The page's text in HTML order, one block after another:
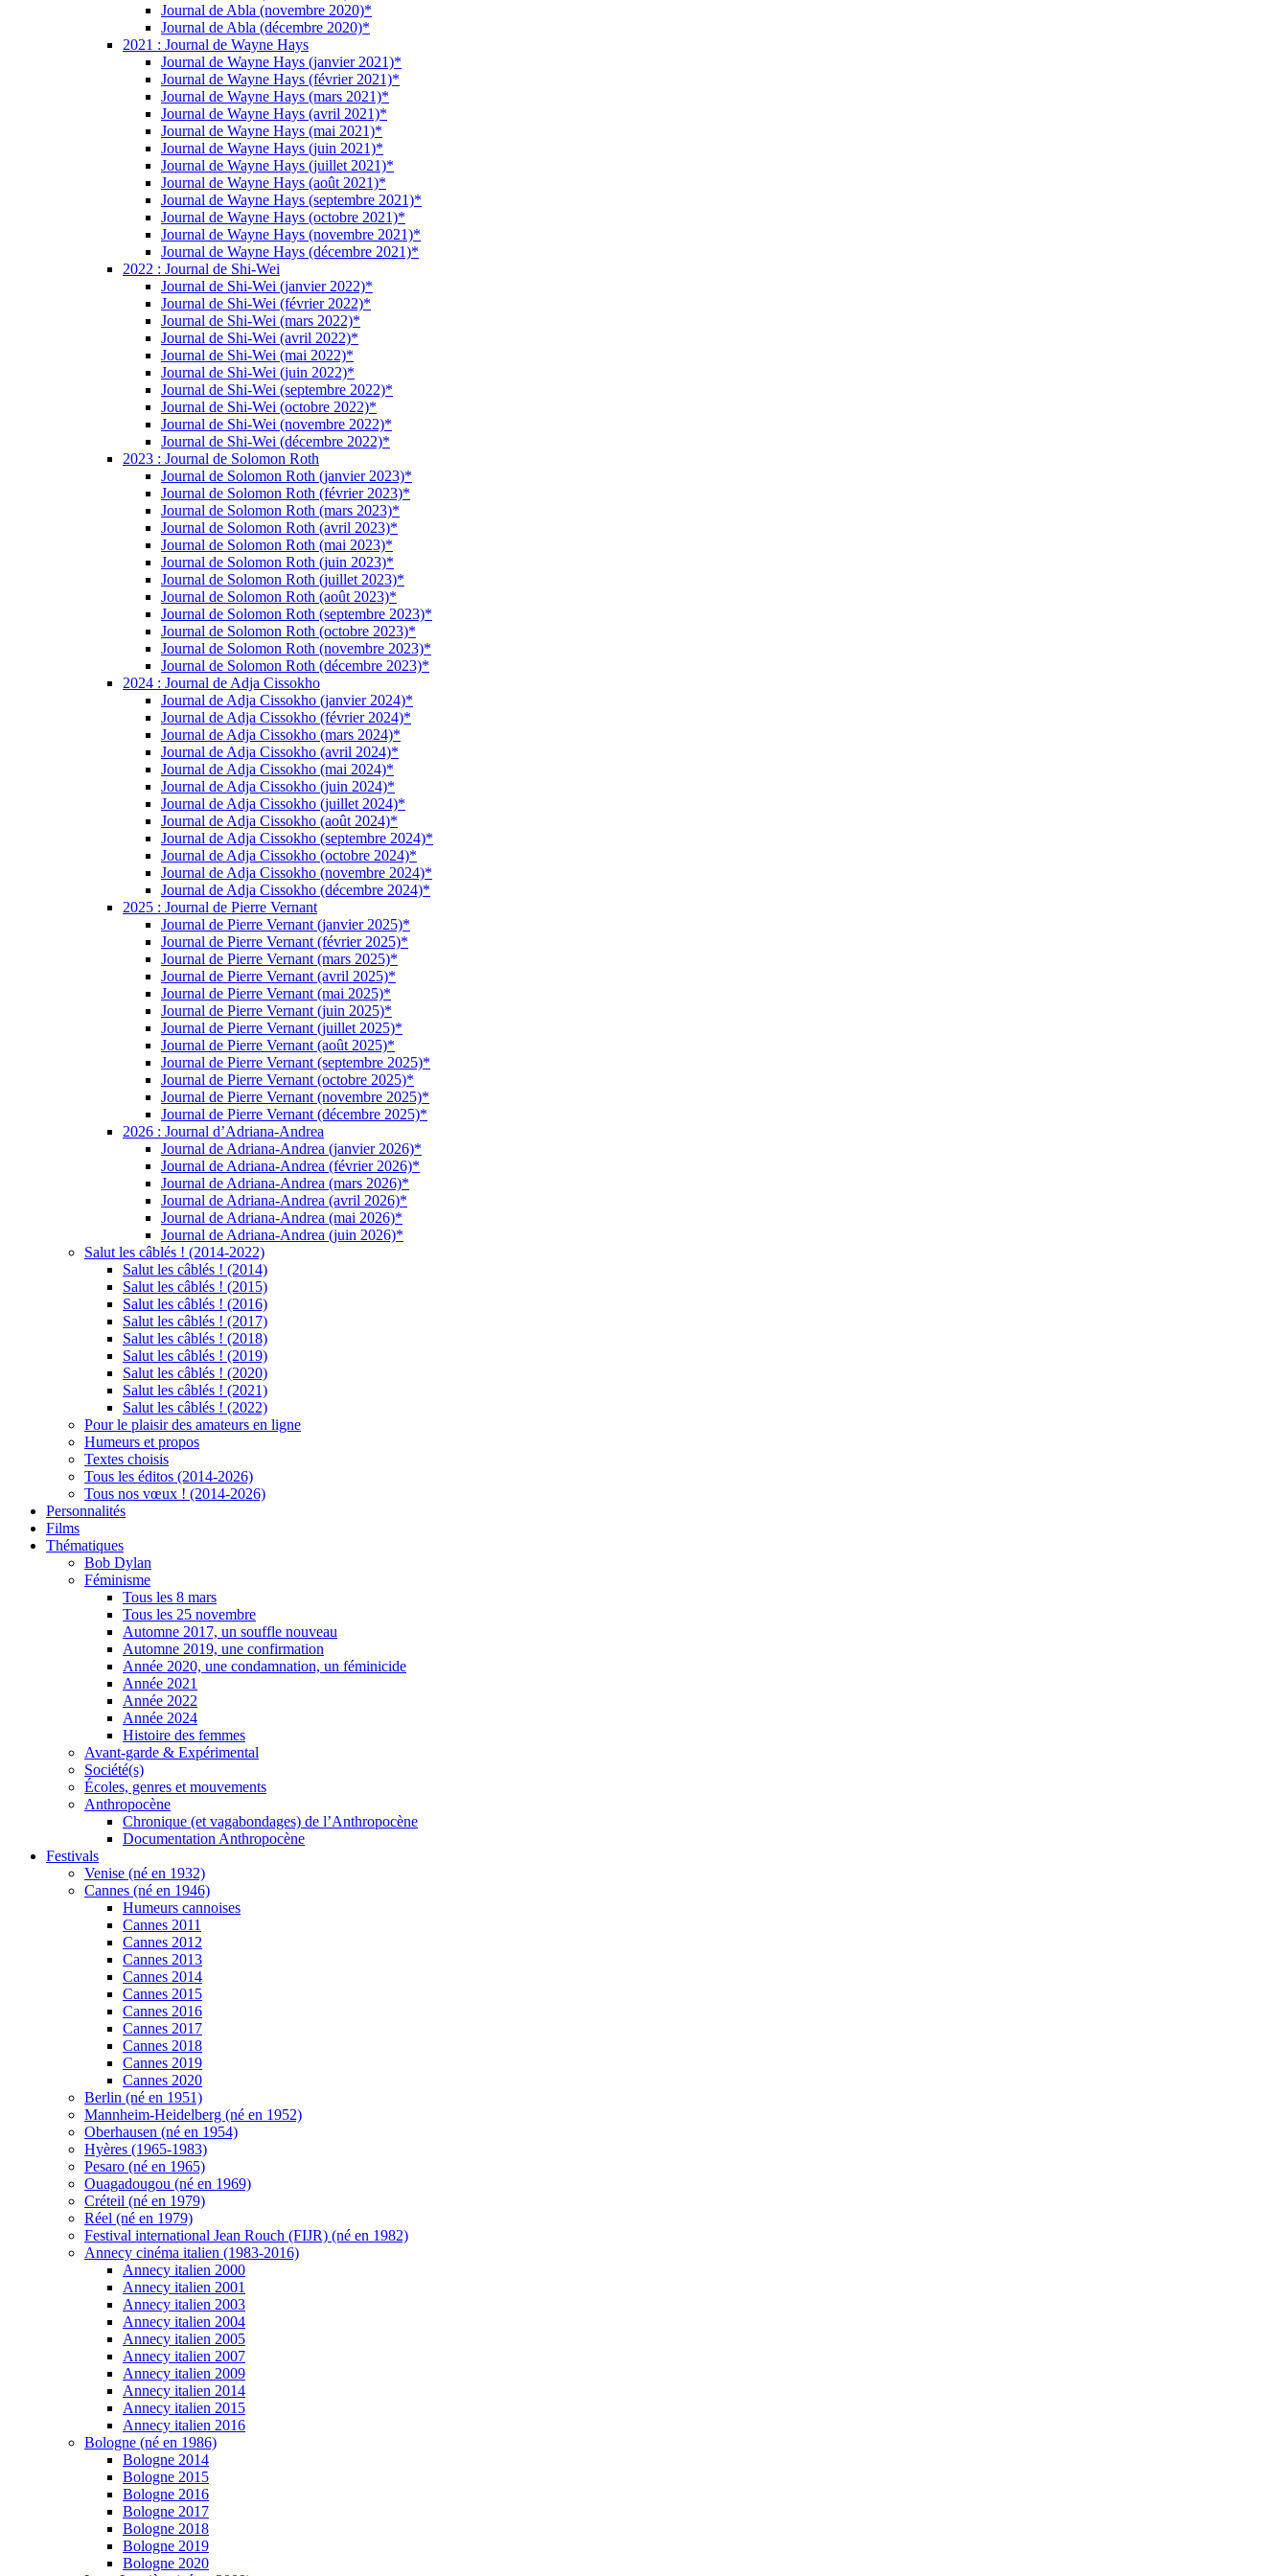
Journal de Abla (novembre 2020)*
Journal de Abla (décembre 2020)*
2021 : Journal de Wayne Hays
Journal de Wayne Hays (janvier 2021)*
Journal de Wayne Hays (février 2021)*
Journal de Wayne Hays (mars 2021)*
Journal de Wayne Hays (avril 2021)*
Journal de Wayne Hays (mai 2021)*
Journal de Wayne Hays (juin 2021)*
Journal de Wayne Hays (juillet 2021)*
Journal de Wayne Hays (août 2021)*
Journal de Wayne Hays (septembre 2021)*
Journal de Wayne Hays (octobre 2021)*
Journal de Wayne Hays (novembre 2021)*
Journal de Wayne Hays (décembre 2021)*
2022 : Journal de Shi-Wei
Journal de Shi-Wei (janvier 2022)*
Journal de Shi-Wei (février 2022)*
Journal de Shi-Wei (mars 2022)*
Journal de Shi-Wei (avril 2022)*
Journal de Shi-Wei (mai 2022)*
Journal de Shi-Wei (juin 2022)*
Journal de Shi-Wei (septembre 2022)*
Journal de Shi-Wei (octobre 2022)*
Journal de Shi-Wei (novembre 2022)*
Journal de Shi-Wei (décembre 2022)*
2023 : Journal de Solomon Roth
Journal de Solomon Roth (janvier 2023)*
Journal de Solomon Roth (février 2023)*
Journal de Solomon Roth (mars 2023)*
Journal de Solomon Roth (avril 2023)*
Journal de Solomon Roth (mai 2023)*
Journal de Solomon Roth (juin 2023)*
Journal de Solomon Roth (juillet 2023)*
Journal de Solomon Roth (août 2023)*
Journal de Solomon Roth (septembre 2023)*
Journal de Solomon Roth (octobre 2023)*
Journal de Solomon Roth (novembre 2023)*
Journal de Solomon Roth (décembre 2023)*
2024 : Journal de Adja Cissokho
Journal de Adja Cissokho (janvier 2024)*
Journal de Adja Cissokho (février 2024)*
Journal de Adja Cissokho (mars 2024)*
Journal de Adja Cissokho (avril 2024)*
Journal de Adja Cissokho (mai 2024)*
Journal de Adja Cissokho (juin 2024)*
Journal de Adja Cissokho (juillet 2024)*
Journal de Adja Cissokho (août 2024)*
Journal de Adja Cissokho (septembre 2024)*
Journal de Adja Cissokho (octobre 2024)*
Journal de Adja Cissokho (novembre 2024)*
Journal de Adja Cissokho (décembre 2024)*
2025 : Journal de Pierre Vernant
Journal de Pierre Vernant (janvier 2025)*
Journal de Pierre Vernant (février 2025)*
Journal de Pierre Vernant (mars 2025)*
Journal de Pierre Vernant (avril 2025)*
Journal de Pierre Vernant (mai 2025)*
Journal de Pierre Vernant (juin 2025)*
Journal de Pierre Vernant (juillet 2025)*
Journal de Pierre Vernant (août 2025)*
Journal de Pierre Vernant (septembre 2025)*
Journal de Pierre Vernant (octobre 2025)*
Journal de Pierre Vernant (novembre 2025)*
Journal de Pierre Vernant (décembre 2025)*
2026 : Journal d’Adriana-Andrea
Journal de Adriana-Andrea (janvier 2026)*
Journal de Adriana-Andrea (février 2026)*
Journal de Adriana-Andrea (mars 2026)*
Journal de Adriana-Andrea (avril 2026)*
Journal de Adriana-Andrea (mai 2026)*
Journal de Adriana-Andrea (juin 2026)*
Salut les câblés ! (2014-2022)
Salut les câblés ! (2014)
Salut les câblés ! (2015)
Salut les câblés ! (2016)
Salut les câblés ! (2017)
Salut les câblés ! (2018)
Salut les câblés ! (2019)
Salut les câblés ! (2020)
Salut les câblés ! (2021)
Salut les câblés ! (2022)
Pour le plaisir des amateurs en ligne
Humeurs et propos
Textes choisis
Tous les éditos (2014-2026)
Tous nos vœux ! (2014-2026)
Personnalités
Films
Thématiques
Bob Dylan
Féminisme
Tous les 8 mars
Tous les 25 novembre
Automne 2017, un souffle nouveau
Automne 2019, une confirmation
Année 2020, une condamnation, un féminicide
Année 2021
Année 2022
Année 2024
Histoire des femmes
Avant-garde & Expérimental
Société(s)
Écoles, genres et mouvements
Anthropocène
Chronique (et vagabondages) de l’Anthropocène
Documentation Anthropocène
Festivals
Venise (né en 1932)
Cannes (né en 1946)
Humeurs cannoises
Cannes 2011
Cannes 2012
Cannes 2013
Cannes 2014
Cannes 2015
Cannes 2016
Cannes 2017
Cannes 2018
Cannes 2019
Cannes 2020
Berlin (né en 1951)
Mannheim-Heidelberg (né en 1952)
Oberhausen (né en 1954)
Hyères (1965-1983)
Pesaro (né en 1965)
Ouagadougou (né en 1969)
Créteil (né en 1979)
Réel (né en 1979)
Festival international Jean Rouch (FIJR) (né en 1982)
Annecy cinéma italien (1983-2016)
Annecy italien 2000
Annecy italien 2001
Annecy italien 2003
Annecy italien 2004
Annecy italien 2005
Annecy italien 2007
Annecy italien 2009
Annecy italien 2014
Annecy italien 2015
Annecy italien 2016
Bologne (né en 1986)
Bologne 2014
Bologne 2015
Bologne 2016
Bologne 2017
Bologne 2018
Bologne 2019
Bologne 2020